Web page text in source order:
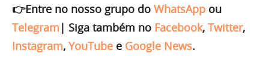
👉Entre no nosso grupo do WhatsApp ou
Telegram | Siga também no Facebook, Twitter,
Instagram, YouTube e Google News.